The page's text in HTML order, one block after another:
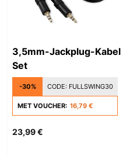
3,5mm-Jackplug-Kabel
Set
-30% CODE: FULLSWING30
MET VOUCHER: 16,79 €
23,99 €